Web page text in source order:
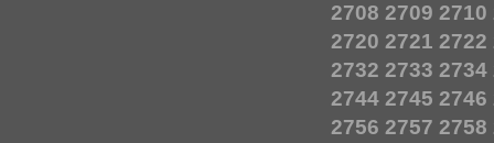
2708 2709 2710
2720 2721 2722
2732 2733 2734
2744 2745 2746
2756 2757 2758